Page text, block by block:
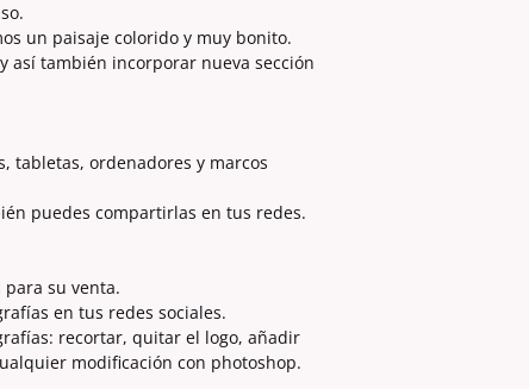
un paisaje colorido y muy bonito.
así también incorporar nueva sección
tabletas, ordenadores y marcos
puedes compartirlas en tus redes.
su venta.
en tus redes sociales.
recortar, quitar el logo, añadir
modificación con photoshop.